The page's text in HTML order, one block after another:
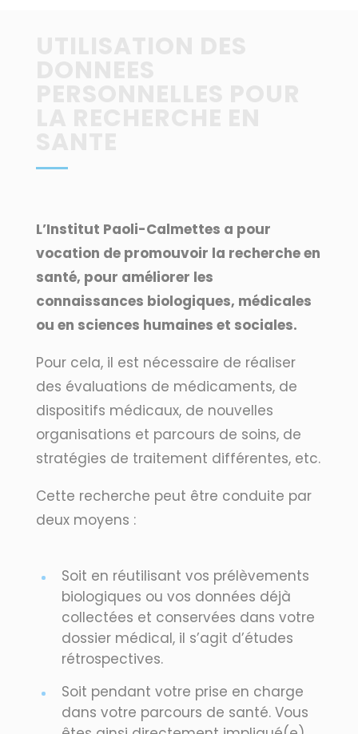
L’Institut Paoli-Calmettes a pour
vocation de promouvoir la recherche en
santé, pour améliorer les
connaissances biologiques, médicales
ou en sciences humaines et sociales.
Pour cela, il est nécessaire de réaliser
des évaluations de médicaments, de
dispositifs médicaux, de nouvelles
organisations et parcours de soins, de
stratégies de traitement différentes, etc.
Cette recherche peut être conduite par
deux moyens :
Soit en réutilisant vos prélèvements
biologiques ou vos données déjà
collectées et conservées dans votre
dossier médical, il s’agit d’études
rétrospectives.
Soit pendant votre prise en charge
dans votre parcours de santé. Vous